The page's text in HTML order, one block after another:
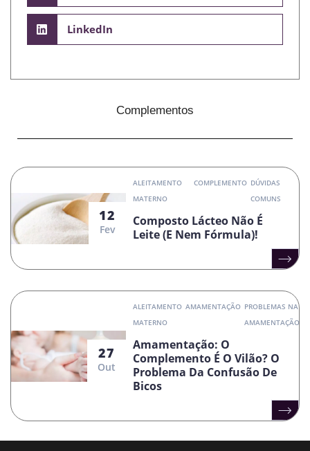
LinkedIn
Complementos
12
Fev
ALEITAMENTO
MATERNO
COMPLEMENTO DÚVIDAS
COMUNS
Composto Lácteo Não É
Leite (e Nem Fórmula)!
27
Out
ALEITAMENTO
MATERNO
AMAMENTAÇÃO PROBLEMAS NA
AMAMENTAÇÃO
Amamentação: O
Complemento É O Vilão? O
Problema Da Confusão De
Bicos